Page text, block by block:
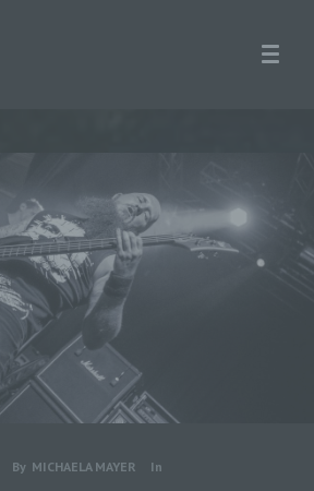
By MICHAELA MAYER In